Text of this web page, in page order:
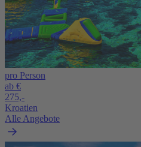
pro Person
ab €
275,-
Kroatien
Alle Angebote